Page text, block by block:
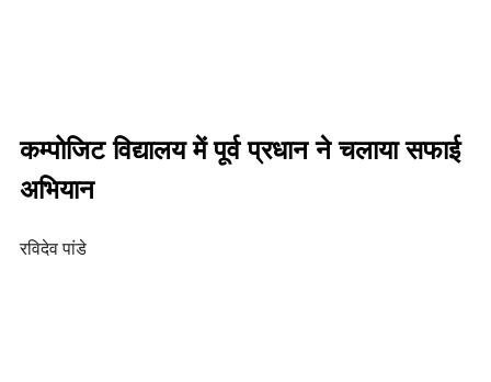
कम्पोजिट विद्यालय में पूर्व प्रधान ने चलाया सफाई
अभियान
रविदेव पांडे